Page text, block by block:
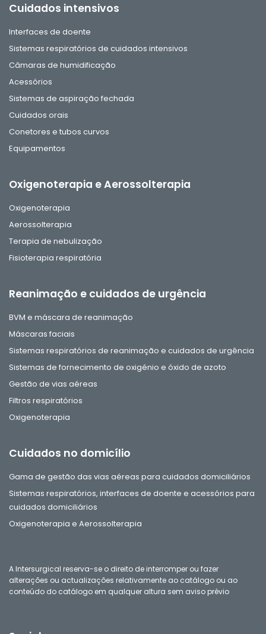
Cuidados intensivos
Interfaces de doente
Sistemas respiratórios de cuidados intensivos
Câmaras de humidificação
Acessórios
Sistemas de aspiração fechada
Cuidados orais
Conetores e tubos curvos
Equipamentos
Oxigenoterapia e Aerossolterapia
Oxigenoterapia
Aerossolterapia
Terapia de nebulização
Fisioterapia respiratória
Reanimação e cuidados de urgência
BVM e máscara de reanimação
Máscaras faciais
Sistemas respiratórios de reanimação e cuidados de urgência
Sistemas de fornecimento de oxigénio e óxido de azoto
Gestão de vias aéreas
Filtros respiratórios
Oxigenoterapia
Cuidados no domicílio
Gama de gestão das vias aéreas para cuidados domiciliários
Sistemas respiratórios, interfaces de doente e acessórios para
cuidados domiciliários
Oxigenoterapia e Aerossolterapia
A Intersurgical reserva-se o direito de interromper ou fazer
alterações ou actualizações relativamente ao catálogo ou ao
conteúdo do catálogo em qualquer altura sem aviso prévio